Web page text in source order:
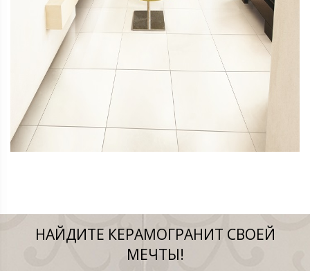
НАЙДИТЕ КЕРАМОГРАНИТ СВОЕЙ
МЕЧТЫ!